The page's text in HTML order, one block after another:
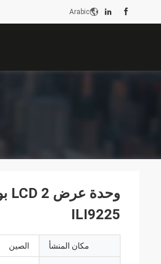
Arabic
ILI9225
مكان المنشأ الصين